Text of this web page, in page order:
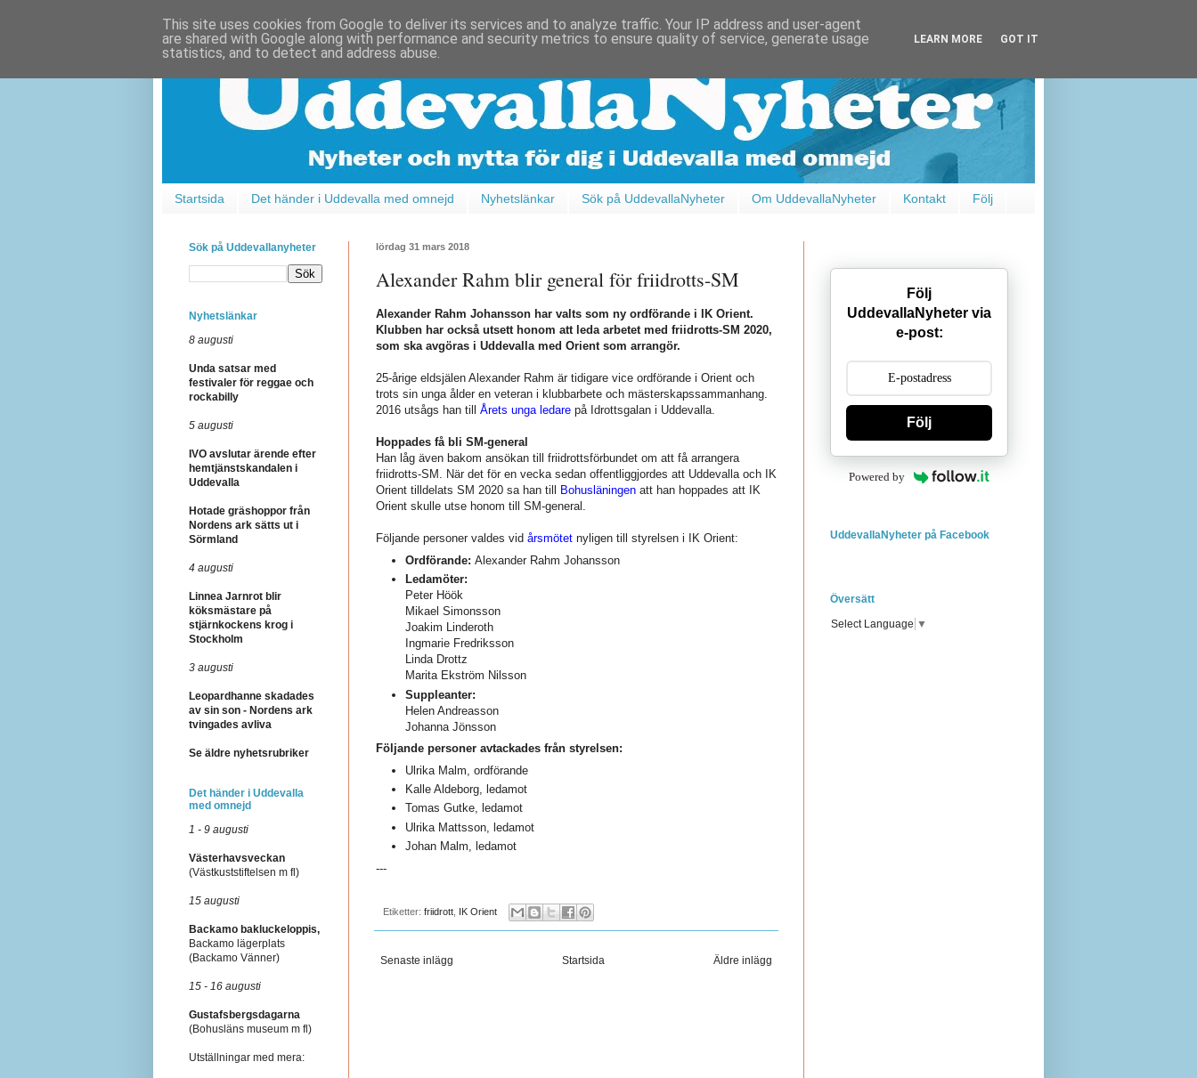
Startsida Det händer i Uddevalla med omnejd Nyhetslänkar Sök på UddevallaNyheter Om UddevallaNyheter Kontakt Följ
lördag 31 mars 2018
Alexander Rahm blir general för friidrotts-SM
Alexander Rahm Johansson har valts som ny ordförande i IK Orient.
Klubben har också utsett honom att leda arbetet med friidrotts-SM 2020,
som ska avgöras i Uddevalla med Orient som arrangör.
25-årige eldsjälen Alexander Rahm är tidigare vice ordförande i Orient och
trots sin unga ålder en veteran i klubbarbete och mästerskapssammanhang.
2016 utsågs han till Årets unga ledare på Idrottsgalan i Uddevalla.
Hoppades få bli SM-general
Han låg även bakom ansökan till friidrottsförbundet om att få arrangera
friidrotts-SM. När det för en vecka sedan offentliggjordes att Uddevalla och IK
Orient tilldelats SM 2020 sa han till
Bohusläningen att han hoppades att IK
Orient skulle utse honom till SM-general.
Följande personer valdes vid årsmötet nyligen till styrelsen i IK Orient:
Ordförande: Alexander Rahm Johansson
Ledamöter:
Peter Höök
Mikael Simonsson
Joakim Linderoth
Ingmarie Fredriksson
Linda Drottz
Marita Ekström Nilsson
Suppleanter:
Helen Andreasson
Johanna Jönsson
Följande personer avtackades från styrelsen:
Ulrika Malm, ordförande
Kalle Aldeborg, ledamot
Tomas Gutke, ledamot
Ulrika Mattsson, ledamot
Johan Malm, ledamot
---
Etiketter: friidrott IK Orient
Senaste inlägg Äldre inlägg
Startsida
Sök på Uddevallanyheter
Nyhetslänkar
8 augusti
Unda satsar med
festivaler för reggae och
rockabilly
5 augusti
IVO avslutar ärende efter
hemtjänstskandalen i
Uddevalla
Hotade gräshoppor från
Nordens ark sätts ut i
Sörmland
4 augusti
Linnea Jarnrot blir
köksmästare på
stjärnkockens krog i
Stockholm
3 augusti
Leopardhanne skadades
av sin son - Nordens ark
tvingades avliva
Se äldre nyhetsrubriker
Det händer i Uddevalla
med omnejd
1 - 9 augusti
Västerhavsveckan
(Västkuststiftelsen m fl)
15 augusti
Backamo bakluckeloppis,
Backamo lägerplats
(Backamo Vänner)
15 - 16 augusti
Gustafsbergsdagarna
(Bohusläns museum m fl)
Utställningar med mera:
Följ
UddevallaNyheter via
e-post:
Följ
Powered by
UddevallaNyheter på Facebook
Översätt
Select Language ▼
This site uses cookies from Google to deliver its services and to analyze traffic. Your IP address and user-agent
are shared with Google along with performance and security metrics to ensure quality of service, generate usage
statistics, and to detect and address abuse.
LEARN MORE GOT IT